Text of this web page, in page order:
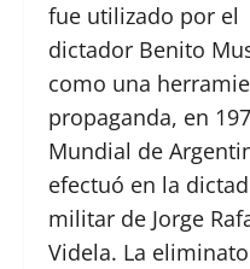
fue utilizado por el
dictador Benito
como una
propaganda, en
Mundial de
efectuó en la
militar de Jorge
Videla. La